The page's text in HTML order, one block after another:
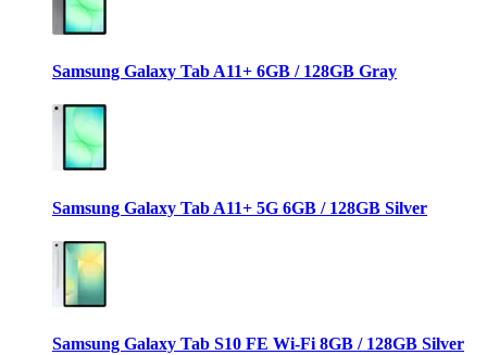
Samsung Galaxy Tab A11+ 6GB / 128GB Gray
Samsung Galaxy Tab A11+ 5G 6GB / 128GB Silver
Samsung Galaxy Tab S10 FE Wi-Fi 8GB / 128GB Silver